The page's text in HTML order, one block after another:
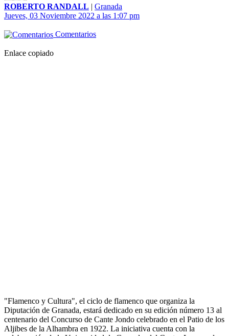
ROBERTO RANDALL | Granada
Jueves, 03 Noviembre 2022 a las 1:07 pm
Comentarios
Enlace copiado
"Flamenco y Cultura", el ciclo de flamenco que organiza la
Diputación de Granada, estará dedicado en su edición número 13 al
centenario del Concurso de Cante Jondo celebrado en el Patio de los
Aljibes de la Alhambra en 1922. La iniciativa cuenta con la